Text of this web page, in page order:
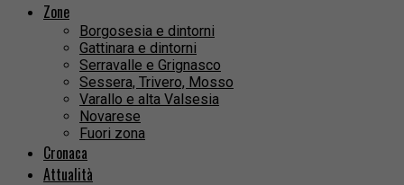
Zone
Borgosesia e dintorni
Gattinara e dintorni
Serravalle e Grignasco
Sessera, Trivero, Mosso
Varallo e alta Valsesia
Novarese
Fuori zona
Cronaca
Attualità